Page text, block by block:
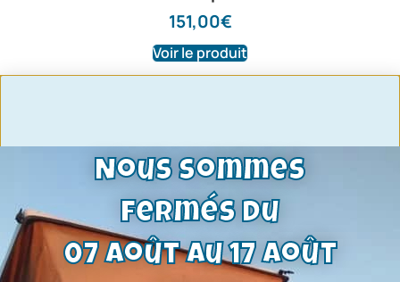
151,00€
Voir le produit
Promo !
Nous sommes
fermés du
07 août au 17 août